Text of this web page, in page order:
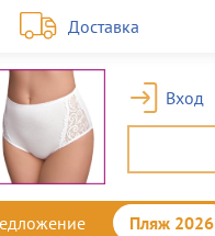
Доставка
Вход
Пляж 2026